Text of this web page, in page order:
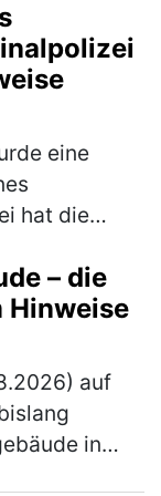
eine
hat die
die über
– die
auf
in